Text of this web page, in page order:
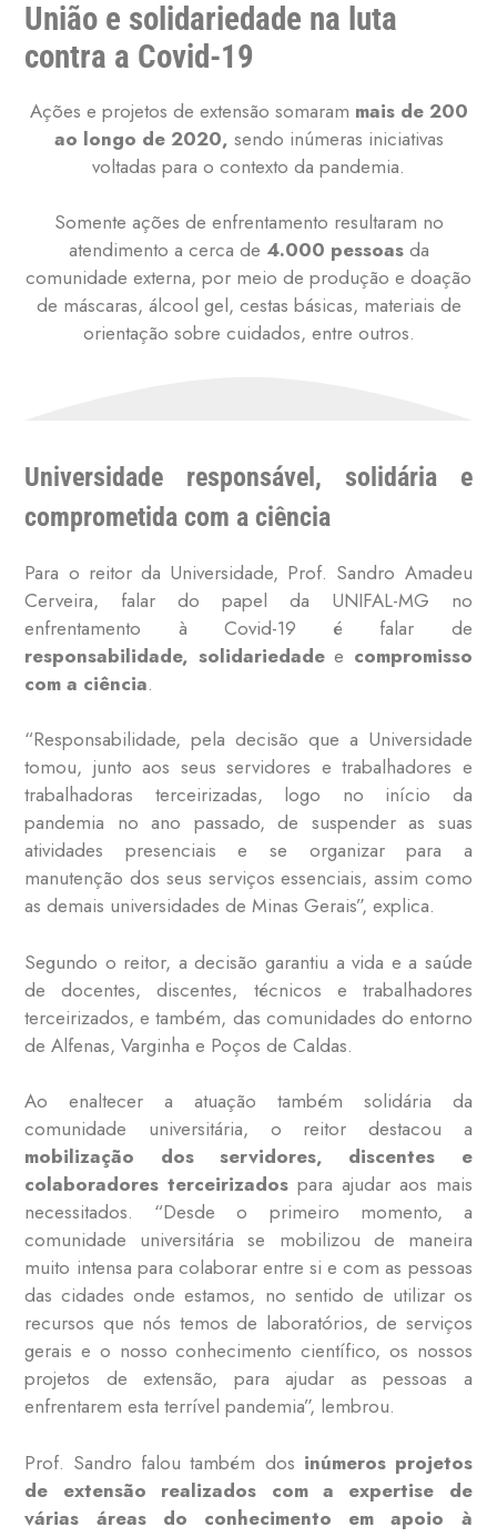
União e solidariedade na luta
contra a Covid-19
Ações e projetos de extensão somaram mais de 200
ao longo de 2020, sendo inúmeras iniciativas
voltadas para o contexto da pandemia.
Somente ações de enfrentamento resultaram no
atendimento a cerca de 4.000 pessoasda
comunidade externa, por meio de produção e doação
de máscaras, álcool gel, cestas básicas, materiais de
orientação sobre cuidados, entre outros.
Universidade responsável, solidária e
comprometida com a ciência
Para o reitor da Universidade, Prof. Sandro Amadeu
Cerveira, falar do papel da UNIFAL-MG no
enfrentamento à Covid-19 é falar de
responsabilidade, solidariedadee compromisso
com a ciência.
“Responsabilidade, pela decisão que a Universidade
tomou, junto aos seus servidores e trabalhadores e
trabalhadoras terceirizadas, logo no início da
pandemia no ano passado, de suspender as suas
atividades presenciais e se organizar para a
manutenção dos seus serviços essenciais, assim como
as demais universidades de Minas Gerais”, explica.
Segundo o reitor, a decisão garantiu a vida e a saúde
de docentes, discentes, técnicos e trabalhadores
terceirizados, e também, das comunidades do entorno
de Alfenas, Varginha e Poços de Caldas.
Ao enaltecer a atuação também solidária da
comunidade universitária, o reitor destacou a
mobilização dos servidores, discentes e
colaboradores terceirizados para ajudar aos mais
necessitados. “Desde o primeiro momento, a
comunidade universitária se mobilizou de maneira
muito intensa para colaborar entre si e com as pessoas
das cidades onde estamos, no sentido de utilizar os
recursos que nós temos de laboratórios, de serviços
gerais e o nosso conhecimento científico, os nossos
projetos de extensão, para ajudar as pessoas a
enfrentarem esta terrível pandemia”, lembrou.
Prof. Sandro falou também dos inúmeros projetos
de extensão realizados com a expertise de
várias áreas do conhecimento em apoio à